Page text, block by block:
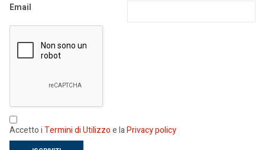
Email
Accetto iTermini di Utilizzoe laPrivacy policy